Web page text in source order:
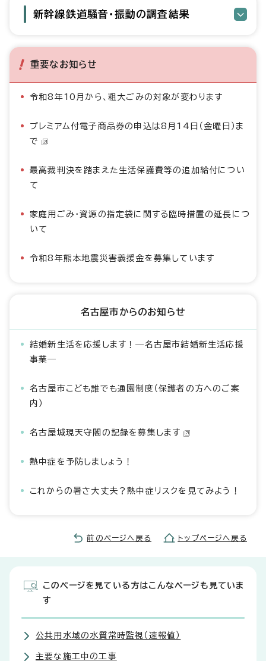
新幹線鉄道騒音・振動の調査結果
重要なお知らせ
令和8年10月から、粗大ごみの対象が変わります
プレミアム付電子商品券の申込は8月14日（金曜日）ま
で
最高裁判決を踏まえた生活保護費等の追加給付につい
て
家庭用ごみ・資源の指定袋に関する臨時措置の延長につ
いて
令和8年熊本地震災害義援金を募集しています
名古屋市からのお知らせ
結婚新生活を応援します！―名古屋市結婚新生活応援
事業―
名古屋市こども誰でも通園制度（保護者の方へのご案
内）
名古屋城現天守閣の記録を募集します
熱中症を予防しましょう！
これからの暑さ大丈夫？熱中症リスクを見てみよう！
前のページへ戻る トップページへ戻る
このページを見ている方はこんなページも見ていま
す
公共用水域の水質常時監視（速報値）
主要な施工中の工事